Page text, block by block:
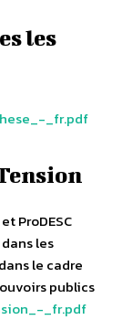
les
_fr.pdf
ProDESC
les
le cadre
publics
_fr.pdf